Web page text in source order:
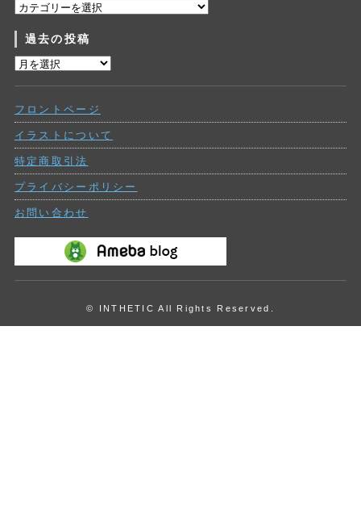
カ
ゴ
リ
ー
過去の投稿
過
投
稿
フロントページ
イラストについて
特定商取引法
プライバシーポリシー
お問い合わせ
© INTHETIC All Rights Reserved.